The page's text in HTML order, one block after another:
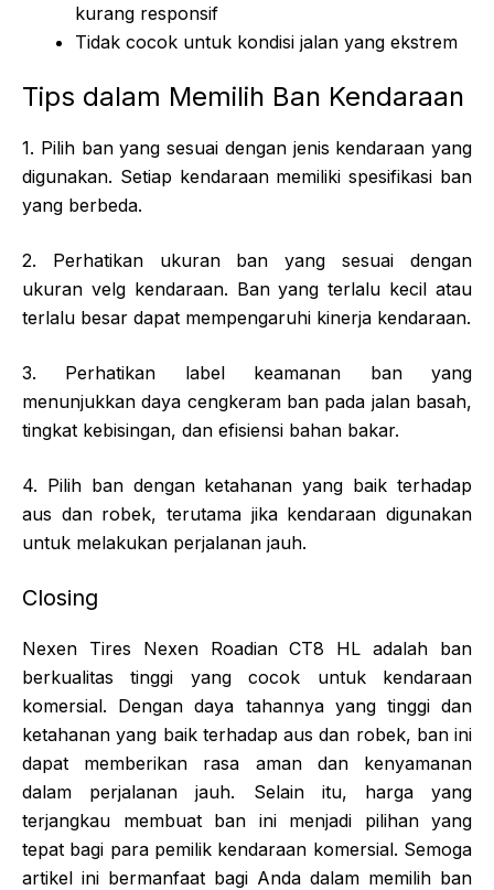
kurang responsif
Tidak cocok untuk kondisi jalan yang ekstrem
Tips dalam Memilih Ban Kendaraan
1. Pilih ban yang sesuai dengan jenis kendaraan yang
digunakan. Setiap kendaraan memiliki spesifikasi ban
yang berbeda.
2. Perhatikan ukuran ban yang sesuai dengan
ukuran velg kendaraan. Ban yang terlalu kecil atau
terlalu besar dapat mempengaruhi kinerja kendaraan.
3. Perhatikan label keamanan ban yang
menunjukkan daya cengkeram ban pada jalan basah,
tingkat kebisingan, dan efisiensi bahan bakar.
4. Pilih ban dengan ketahanan yang baik terhadap
aus dan robek, terutama jika kendaraan digunakan
untuk melakukan perjalanan jauh.
Closing
Nexen Tires Nexen Roadian CT8 HL adalah ban
berkualitas tinggi yang cocok untuk kendaraan
komersial. Dengan daya tahannya yang tinggi dan
ketahanan yang baik terhadap aus dan robek, ban ini
dapat memberikan rasa aman dan kenyamanan
dalam perjalanan jauh. Selain itu, harga yang
terjangkau membuat ban ini menjadi pilihan yang
tepat bagi para pemilik kendaraan komersial. Semoga
artikel ini bermanfaat bagi Anda dalam memilih ban